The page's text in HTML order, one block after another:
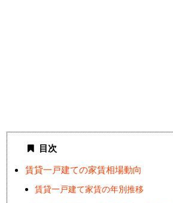
目次
賃貸一戸建ての家賃相場動向
賃貸一戸建て家賃の年別推移